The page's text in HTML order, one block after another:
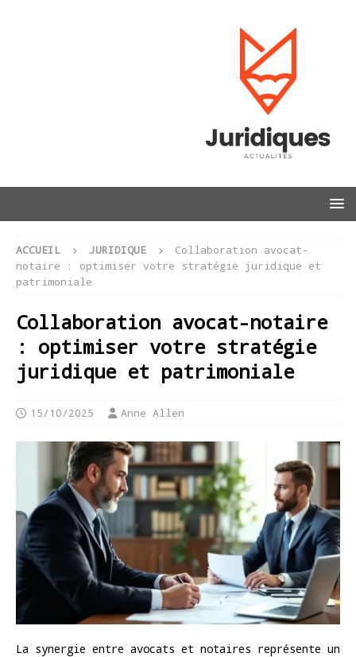
ACCUEIL JURIDIQUE
Collaboration avocat-
notaire : optimiser votre stratégie juridique et
patrimoniale
Collaboration avocat-notaire
: optimiser votre stratégie
juridique et patrimoniale
15/10/2025 Anne Allen
La synergie entre avocats et notaires représente un